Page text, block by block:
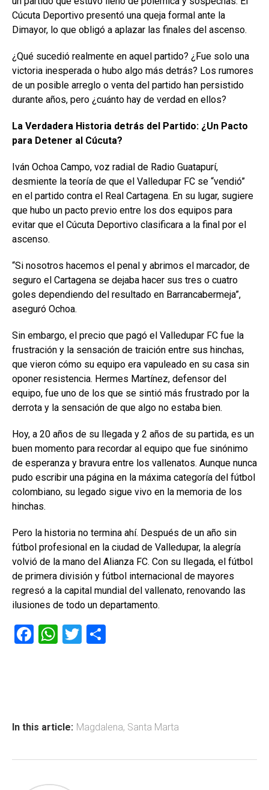
Cúcuta Deportivo presentó una queja formal ante la
Dimayor, lo que obligó a aplazar las finales del ascenso.
¿Qué sucedió realmente en aquel partido? ¿Fue solo una
victoria inesperada o hubo algo más detrás? Los rumores
de un posible arreglo o venta del partido han persistido
durante años, pero ¿cuánto hay de verdad en ellos?
La Verdadera Historia detrás del Partido: ¿Un Pacto
para Detener al Cúcuta?
Iván Ochoa Campo, voz radial de Radio Guatapurí,
desmiente la teoría de que el Valledupar FC se “vendió”
en el partido contra el Real Cartagena. En su lugar, sugiere
que hubo un pacto previo entre los dos equipos para
evitar que el Cúcuta Deportivo clasificara a la final por el
ascenso.
“Si nosotros hacemos el penal y abrimos el marcador, de
seguro el Cartagena se dejaba hacer sus tres o cuatro
goles dependiendo del resultado en Barrancabermeja”,
aseguró Ochoa.
Sin embargo, el precio que pagó el Valledupar FC fue la
frustración y la sensación de traición entre sus hinchas,
que vieron cómo su equipo era vapuleado en su casa sin
oponer resistencia. Hermes Martínez, defensor del
equipo, fue uno de los que se sintió más frustrado por la
derrota y la sensación de que algo no estaba bien.
Hoy, a 20 años de su llegada y 2 años de su partida, es un
buen momento para recordar al equipo que fue sinónimo
de esperanza y bravura entre los vallenatos. Aunque nunca
pudo escribir una página en la máxima categoría del fútbol
colombiano, su legado sigue vivo en la memoria de los
hinchas.
Pero la historia no termina ahí. Después de un año sin
fútbol profesional en la ciudad de Valledupar, la alegría
volvió de la mano del Alianza FC. Con su llegada, el fútbol
de primera división y fútbol internacional de mayores
regresó a la capital mundial del vallenato, renovando las
ilusiones de todo un departamento.
F
ok
W
p
T
tir
In this article: Magdalena, Santa Marta